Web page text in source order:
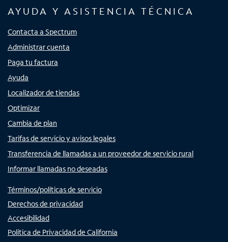
AYUDA Y ASISTENCIA TÉCNICA
Contacta a Spectrum
Administrar cuenta
Paga tu factura
Ayuda
Localizador de tiendas
Optimizar
Cambia de plan
Tarifas de servicio y avisos legales
Transferencia de llamadas a un proveedor de servicio rural
Informar llamadas no deseadas
Términos/políticas de servicio
Derechos de privacidad
Accesibilidad
Política de Privacidad de California